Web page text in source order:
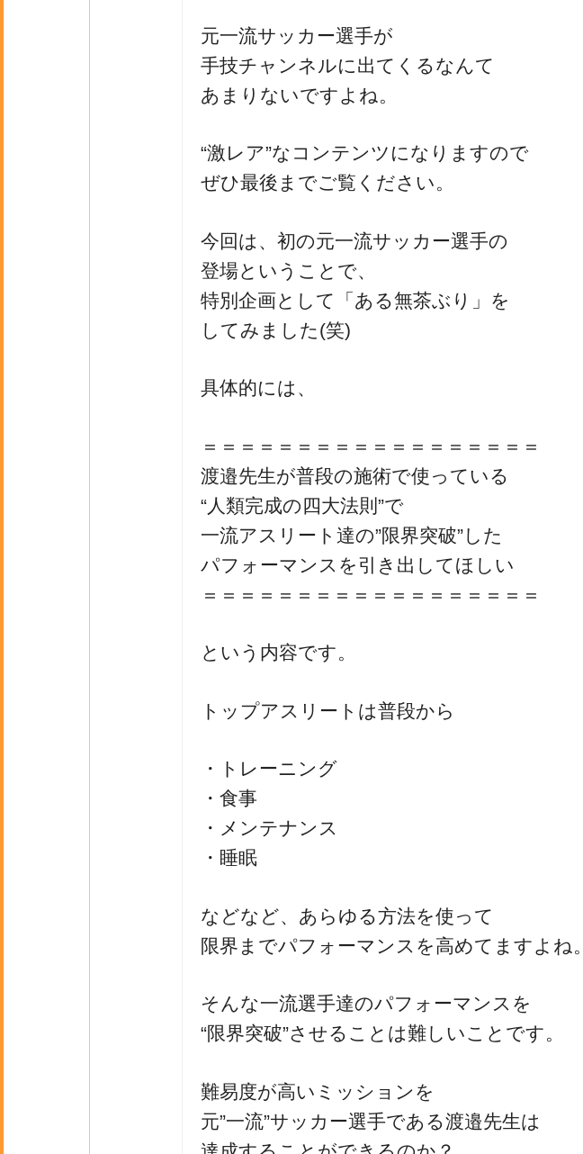
元一流サッカー選手が
手技チャンネルに出てくるなんて
あまりないですよね。
“激レア”なコンテンツになりますので
ぜひ最後までご覧ください。
今回は、初の元一流サッカー選手の
登場ということで、
特別企画として「ある無茶ぶり」を
してみました(笑)
具体的には、
＝＝＝＝＝＝＝＝＝＝＝＝＝＝＝＝＝＝
渡邉先生が普段の施術で使っている
“人類完成の四大法則”で
一流アスリート達の”限界突破”した
パフォーマンスを引き出してほしい
＝＝＝＝＝＝＝＝＝＝＝＝＝＝＝＝＝＝
という内容です。
トップアスリートは普段から
・トレーニング
・食事
・メンテナンス
・睡眠
などなど、あらゆる方法を使って
限界までパフォーマンスを高めてますよね。
そんな一流選手達のパフォーマンスを
“限界突破”させることは難しいことです。
難易度が高いミッションを
元”一流”サッカー選手である渡邉先生は